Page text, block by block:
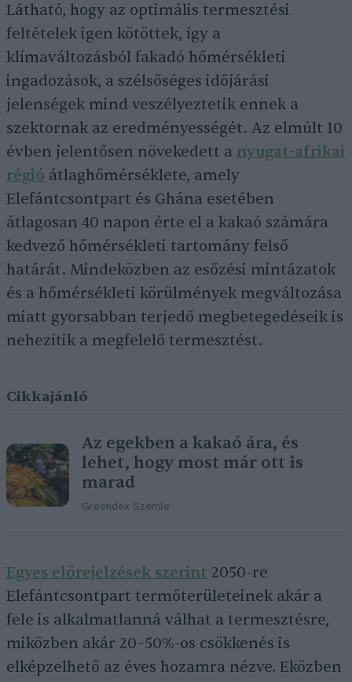
Látható, hogy az optimális termesztési
feltételek igen kötöttek, így a
klímaváltozásból fakadó hőmérsékleti
ingadozások, a szélsőséges időjárási
jelenségek mind veszélyeztetik ennek a
szektornak az eredményességét. Az elmúlt 10
évben jelentősen növekedett a nyugat-afrikai
régió átlaghőmérséklete, amely
Elefántcsontpart és Ghána esetében
átlagosan 40 napon érte el a kakaó számára
kedvező hőmérsékleti tartomány felső
határát. Mindeközben az esőzési mintázatok
és a hőmérsékleti körülmények megváltozása
miatt gyorsabban terjedő megbetegedéseik is
nehezítik a megfelelő termesztést.
Cikkajánló
Az egekben a kakaó ára, és
lehet, hogy most már ott is
marad
Greendex Szemle
Egyes előrejelzések szerint 2050-re
Elefántcsontpart termőterületeinek akár a
fele is alkalmatlanná válhat a termesztésre,
miközben akár 20–50%-os csökkenés is
elképzelhető az éves hozamra nézve. Eközben